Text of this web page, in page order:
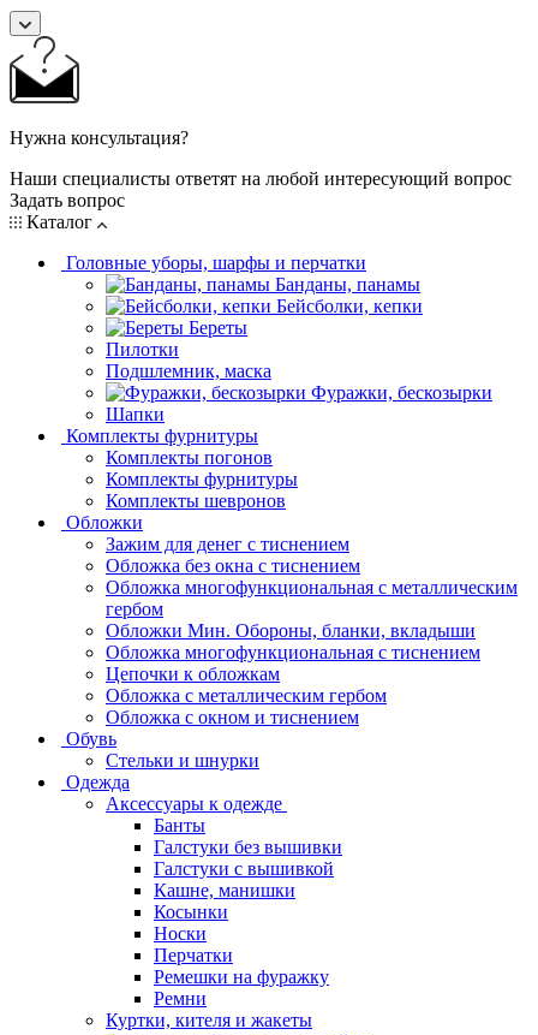
Нужна консультация?
Наши специалисты ответят на любой интересующий вопрос
Задать вопрос
Каталог
Головные уборы, шарфы и перчатки
Банданы, панамы
Бейсболки, кепки
Береты
Пилотки
Подшлемник, маска
Фуражки, бескозырки
Шапки
Комплекты фурнитуры
Комплекты погонов
Комплекты фурнитуры
Комплекты шевронов
Обложки
Зажим для денег с тиснением
Обложка без окна с тиснением
Обложка многофункциональная с металлическим
гербом
Обложки Мин. Обороны, бланки, вкладыши
Обложка многофункциональная с тиснением
Цепочки к обложкам
Обложка с металлическим гербом
Обложка с окном и тиснением
Обувь
Стельки и шнурки
Одежда
Аксессуары к одежде
Банты
Галстуки без вышивки
Галстуки с вышивкой
Кашне, манишки
Косынки
Носки
Перчатки
Ремешки на фуражку
Ремни
Куртки, кителя и жакеты